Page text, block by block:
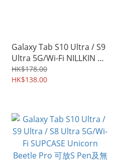
Galaxy Tab S10 Ultra / S9
Ultra 5G/Wi-Fi NILLKIN 凈
系列抗反膜 AR塗層 高清高
透屏幕保護貼 7841A
HK$178.00
HK$138.00